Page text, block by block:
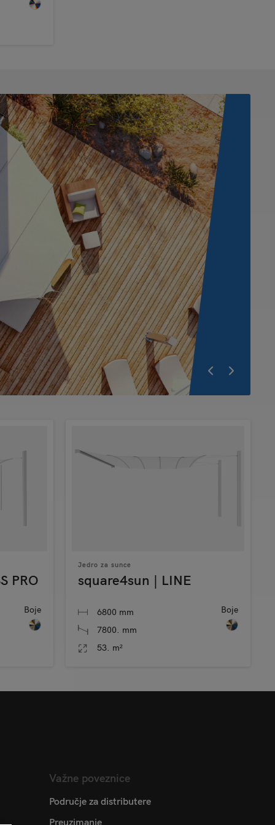
PRO
Boje
Jedro za sunce
square4sun | LINE
6800 mm
7800. mm
53. m²
Boje
Važne poveznice
Područje za distributere
Preuzimanje